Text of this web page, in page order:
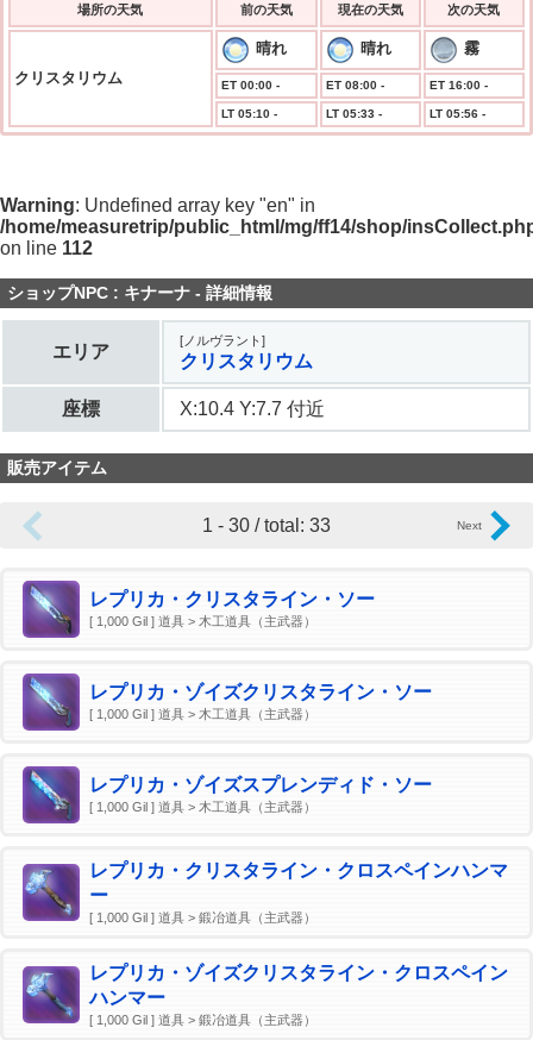
場所の天気 前の天気 現在の天気 次の天気
クリスタリウム
晴れ 晴れ 霧
ET 00:00 - ET 08:00 - ET 16:00 -
LT 05:10 - LT 05:33 - LT 05:56 -
Warning: Undefined array key "en" in
/home/measuretrip/public_html/mg/ff14/shop/
on line 112
ショップNPC : キナーナ - 詳細情報
エリア
[ノルヴラント]
クリスタリウム
座標 X:10.4 Y:7.7 付近
販売アイテム
1 - 30 / total: 33
レプリカ・クリスタライン・ソー
[ 1,000 Gil ] 道具 > 木工道具（主武器）
レプリカ・ゾイズクリスタライン・ソー
[ 1,000 Gil ] 道具 > 木工道具（主武器）
レプリカ・ゾイズスプレンディド・ソー
[ 1,000 Gil ] 道具 > 木工道具（主武器）
レプリカ・クリスタライン・クロスペインハンマ
ー
[ 1,000 Gil ] 道具 > 鍛冶道具（主武器）
レプリカ・ゾイズクリスタライン・クロスペイン
ハンマー
[ 1,000 Gil ] 道具 > 鍛冶道具（主武器）